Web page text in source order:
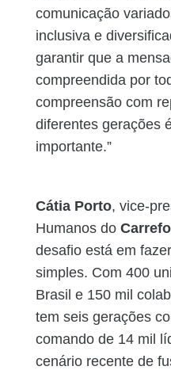
comunicação
inclusiva e
garantir que a
compreendida por
compreensão com
diferentes gerações
importante.”
Cátia Porto, vice-
Humanos do
desafio está em
simples. Com 400
Brasil e 150 mil
tem seis gerações
comando de 14 mil
cenário recente de